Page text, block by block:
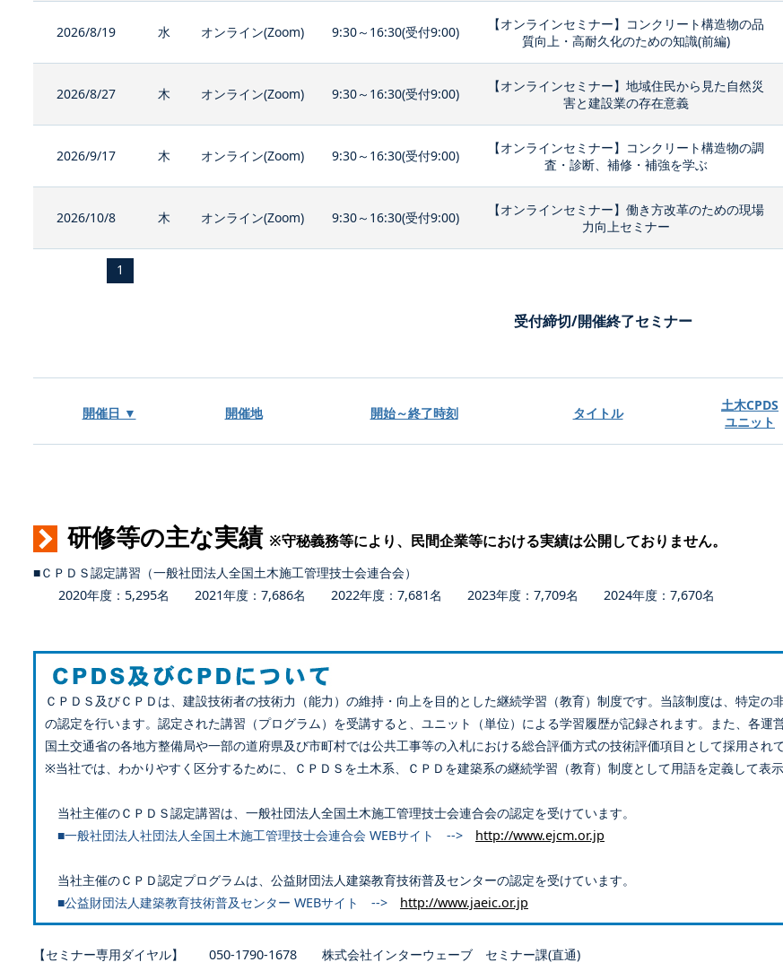
2026/8/19 水 オンライン(Zoom) 9:30～16:30(受付9:00)
【オンラインセミナー】コンクリート構造物の品
質向上・高耐久化のための知識(前編)
2026/8/27 木 オンライン(Zoom) 9:30～16:30(受付9:00)
【オンラインセミナー】地域住民から見た自然災
害と建設業の存在意義
2026/9/17 木 オンライン(Zoom) 9:30～16:30(受付9:00)
【オンラインセミナー】コンクリート構造物の調
査・診断、補修・補強を学ぶ
2026/10/8 木 オンライン(Zoom) 9:30～16:30(受付9:00)
【オンラインセミナー】働き方改革のための現場
力向上セミナー
1
受付締切/開催終了セミナー
開催日 ▼ 開催地 開始～終了時刻 タイトル
土木CPDS
ユニット
研修等の主な実績 ※守秘義務等により、民間企業等における実績は公開しておりません。
■ＣＰＤＳ認定講習（一般社団法人全国土木施工管理技士会連合会）
2020年度：5,295名 2021年度：7,686名 2022年度：7,681名 2023年度：7,709名 2024年度：7,670名
ＣＰＤＳ及びＣＰＤは、建設技術者の技術力（能力）の維持・向上を目的とした継続学習（教育）制度です。当該制度は、特定の
の認定を行います。認定された講習（プログラム）を受講すると、ユニット（単位）による学習履歴が記録されます。また、各運
国土交通省の各地方整備局や一部の道府県及び市町村では公共工事等の入札における総合評価方式の技術評価項目として採用され
※当社では、わかりやすく区分するために、ＣＰＤＳを土木系、ＣＰＤを建築系の継続学習（教育）制度として用語を定義して表示
当社主催のＣＰＤＳ認定講習は、一般社団法人全国土木施工管理技士会連合会の認定を受けています。
■一般社団法人社団法人全国土木施工管理技士会連合会 WEBサイト --> http://www.ejcm.or.jp
当社主催のＣＰＤ認定プログラムは、公益財団法人建築教育技術普及センターの認定を受けています。
■公益財団法人建築教育技術普及センター WEBサイト --> http://www.jaeic.or.jp
【セミナー専用ダイヤル】 050-1790-1678 株式会社インターウェーブ セミナー課(直通)